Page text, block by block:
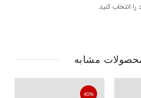
انتخاب کنید.
مشابه
40%